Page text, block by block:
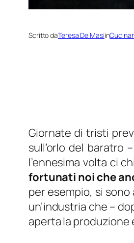
Scritto daTeresa De Masiin
Giornate di tristi
sull’orlo del baratro
l’ennesima volta ci
fortunati noi che
per esempio, si
un’industria che –
aperta la produzione